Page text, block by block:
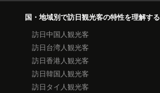
国・地域別で訪日観光客の特性を理解する
訪日中国人観光客
訪日台湾人観光客
訪日香港人観光客
訪日韓国人観光客
訪日タイ人観光客